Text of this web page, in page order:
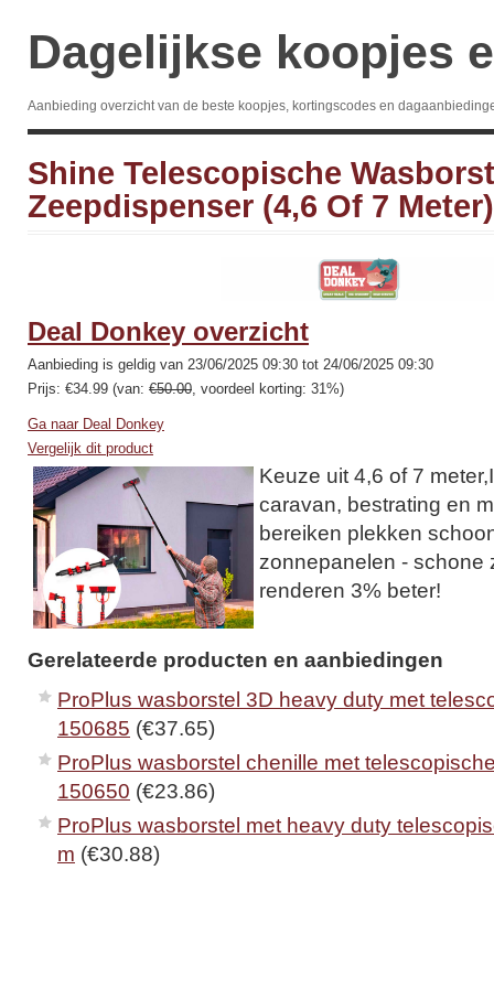
Dagelijkse koopjes
Aanbieding overzicht van de beste koopjes, kortingscodes en
Shine Telescopische
Zeepdispenser (4,6 Of 7 Meter)
Deal Donkey overzicht
Aanbieding is geldig van 23/06/2025 09:30 tot 24/06/2025 09:30
Prijs: €34.99 (van: €50.00, voordeel korting: 31%)
Ga naar Deal Donkey
Vergelijk dit product
Keuze uit 4,6 of 7
caravan, bestrating en
bereiken plekken
zonnepanelen - schone
renderen 3% beter!
Gerelateerde producten en aanbiedingen
ProPlus wasborstel 3D heavy duty met
150685 (€37.65)
ProPlus wasborstel chenille met
150650 (€23.86)
ProPlus wasborstel met heavy duty
m (€30.88)